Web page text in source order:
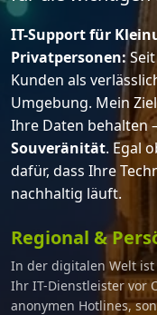
IT-Support für
Privatpersonen:Seit
Kunden als
Umgebung. Mein
Ihre Daten behalten
Souveränität. Egal
dafür, dass Ihre
nachhaltig läuft.
Regional &
In der digitalen Welt
Ihr IT-Dienstleister vor
anonymen Hotlines,